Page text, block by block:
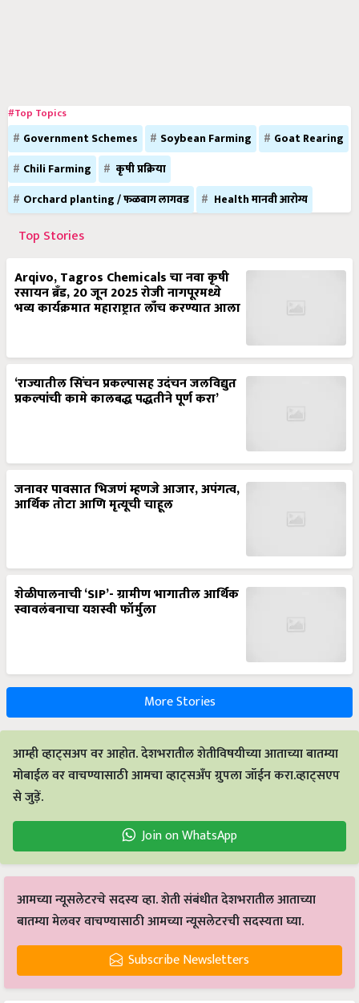
#Top Topics
Government Schemes Soybean Farming
Goat Rearing
Chili Farming
कृषी प्रक्रिया
Orchard planting / फळबाग लागवड
Health मानवी आरोग्य
Top Stories
Arqivo, Tagros Chemicals चा नवा कृषी
रसायन ब्रँड, 20 जून 2025 रोजी नागपूरमध्ये
भव्य कार्यक्रमात महाराष्ट्रात लाँच करण्यात आला
‘राज्यातील सिंचन प्रकल्पासह उदंचन जलविद्युत
प्रकल्पांची कामे कालबद्ध पद्धतीने पूर्ण करा’
जनावर पावसात भिजणं म्हणजे आजार, अपंगत्व,
आर्थिक तोटा आणि मृत्यूची चाहूल
शेळीपालनाची ‘SIP’- ग्रामीण भागातील आर्थिक
स्वावलंबनाचा यशस्वी फॉर्मुला
More Stories
आम्ही व्हाट्सअप वर आहोत. देशभरातील शेतीविषयीच्या आताच्या बातम्या
मोबाईल वर वाचण्यासाठी आमचा व्हाट्सअँप ग्रुपला जॉईन करा.व्हाट्सएप
से जुड़ें.
Join on WhatsApp
आमच्या न्यूसलेटरचे सदस्य व्हा. शेती संबंधीत देशभरातील आताच्या
बातम्या मेलवर वाचण्यासाठी आमच्या न्यूसलेटरची सदस्यता घ्या.
Subscribe Newsletters